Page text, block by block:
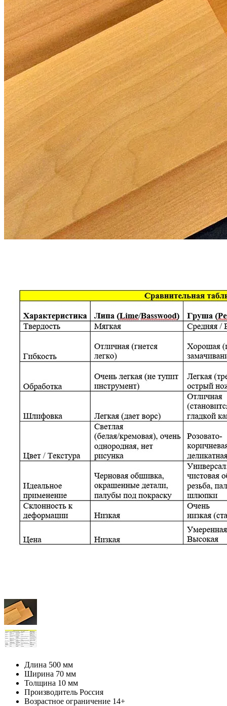
Длина 500 мм
Ширина 70 мм
Толщина 10 мм
Производитель Россия
Возрастное ограничение 14+